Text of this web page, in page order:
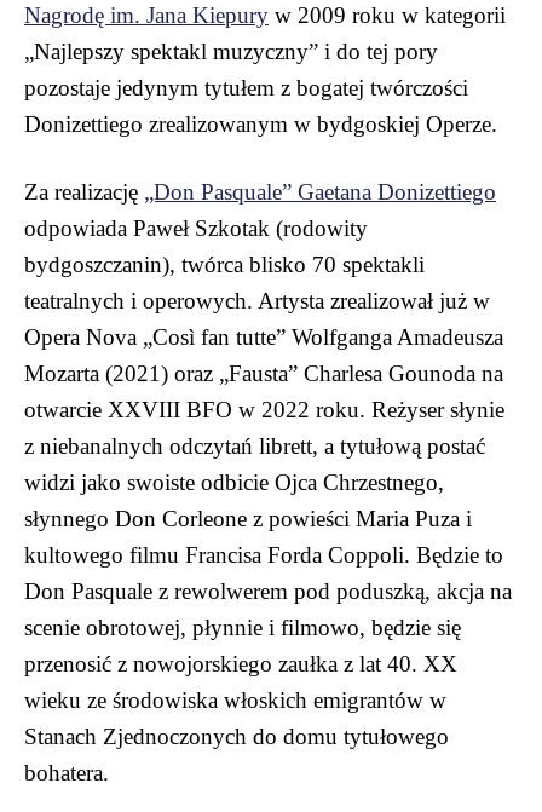
Nagrodę im. Jana Kiepury w 2009 roku w kategorii
„Najlepszy spektakl muzyczny” i do tej pory
pozostaje jedynym tytułem z bogatej twórczości
Donizettiego zrealizowanym w bydgoskiej Operze.
Za realizację „Don Pasquale” Gaetana Donizettiego
odpowiada Paweł Szkotak (rodowity
bydgoszczanin), twórca blisko 70 spektakli
teatralnych i operowych. Artysta zrealizował już w
Opera Nova „Così fan tutte” Wolfganga Amadeusza
Mozarta (2021) oraz „Fausta” Charlesa Gounoda na
otwarcie XXVIII BFO w 2022 roku. Reżyser słynie
z niebanalnych odczytań librett, a tytułową postać
widzi jako swoiste odbicie Ojca Chrzestnego,
słynnego Don Corleone z powieści Maria Puza i
kultowego filmu Francisa Forda Coppoli. Będzie to
Don Pasquale z rewolwerem pod poduszką, akcja na
scenie obrotowej, płynnie i filmowo, będzie się
przenosić z nowojorskiego zaułka z lat 40. XX
wieku ze środowiska włoskich emigrantów w
Stanach Zjednoczonych do domu tytułowego
bohatera.